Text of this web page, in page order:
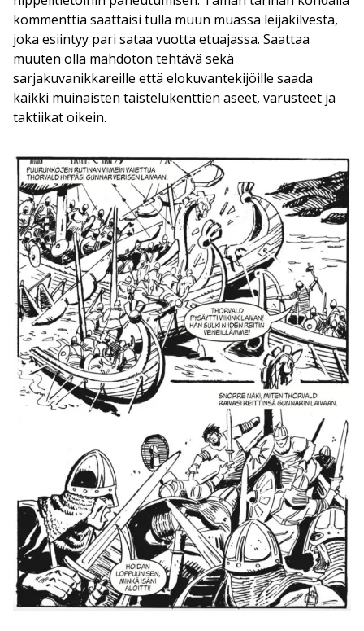
kommenttia saattaisi tulla muun muassa leijakilvestä,
joka esiintyy pari sataa vuotta etuajassa. Saattaa
muuten olla mahdoton tehtävä sekä
sarjakuvanikkareille että elokuvantekijöille saada
kaikki muinaisten taistelukenttien aseet, varusteet ja
taktiikat oikein.